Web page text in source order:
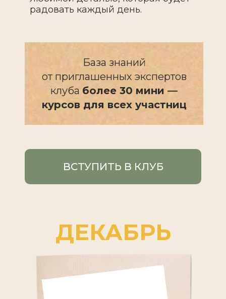
ВСТУПИТЬ В КЛУБ
радовать каждый день.
База знаний
от приглашенных экспертов
клуба более 30 мини —
курсов для всех участниц
ДЕКАБРЬ